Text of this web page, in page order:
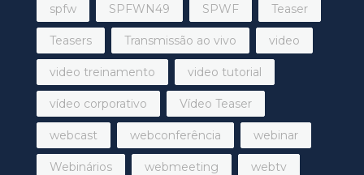
spfw SPFWN49 SPWF Teaser
Teasers Transmissão ao vivo video
video treinamento video tutorial
vídeo corporativo Vídeo Teaser
webcast webconferência webinar
Webinários webmeeting webtv